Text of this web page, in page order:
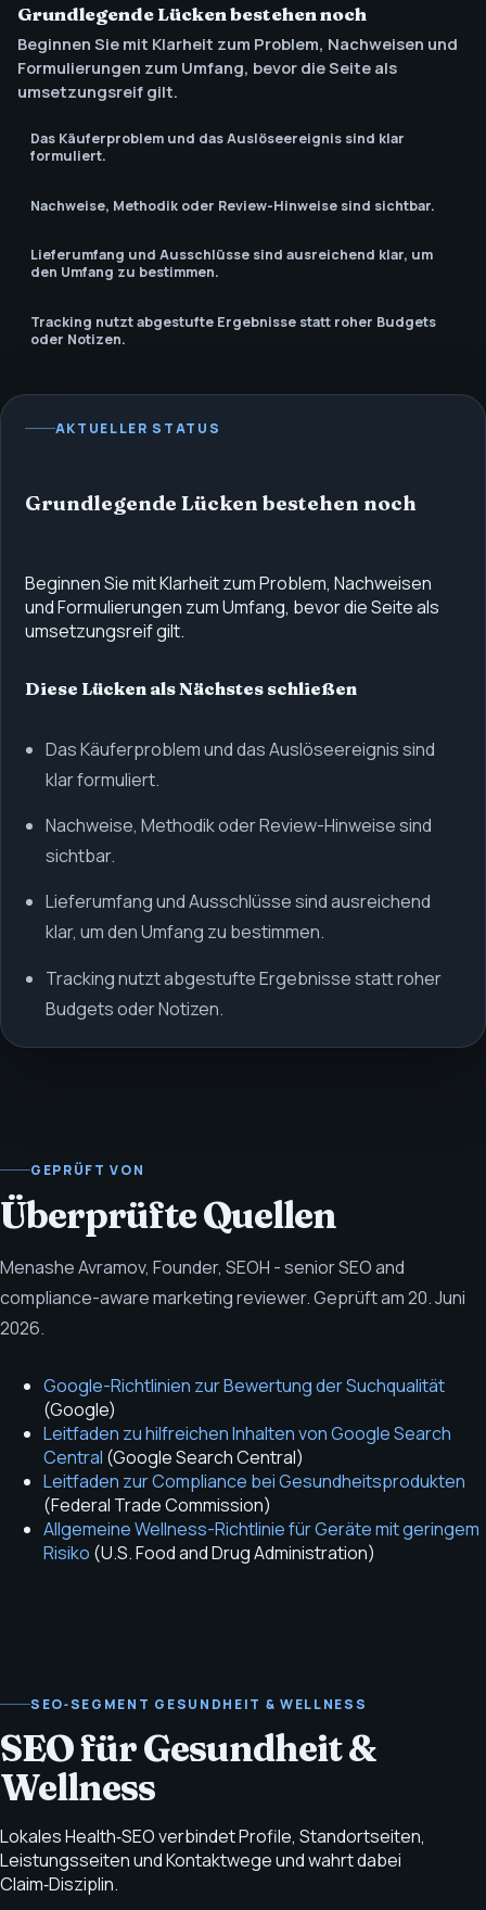
entspricht der nächsten
Käuferentscheidung.
Grundlegende Lücken bestehen noch
Beginnen Sie mit Klarheit zum Problem, Nachweisen und
Formulierungen zum Umfang, bevor die Seite als
umsetzungsreif gilt.
Das Käuferproblem und das Auslöseereignis sind klar
formuliert.
Nachweise, Methodik oder Review-Hinweise sind sichtbar.
Lieferumfang und Ausschlüsse sind ausreichend klar, um
den Umfang zu bestimmen.
Tracking nutzt abgestufte Ergebnisse statt roher Budgets
oder Notizen.
AKTUELLER STATUS
Grundlegende Lücken bestehen noch
Beginnen Sie mit Klarheit zum Problem, Nachweisen
und Formulierungen zum Umfang, bevor die Seite als
umsetzungsreif gilt.
Diese Lücken als Nächstes schließen
Das Käuferproblem und das Auslöseereignis sind
klar formuliert.
Nachweise, Methodik oder Review-Hinweise sind
sichtbar.
Lieferumfang und Ausschlüsse sind ausreichend
klar, um den Umfang zu bestimmen.
Tracking nutzt abgestufte Ergebnisse statt roher
Budgets oder Notizen.
GEPRÜFT VON
Überprüfte Quellen
Menashe Avramov, Founder, SEOH - senior SEO and
compliance-aware marketing reviewer.Geprüft am20. Juni
2026.
Google-Richtlinien zur Bewertung der Suchqualität
(Google)
Leitfaden zu hilfreichen Inhalten von Google Search
Central (Google Search Central)
Leitfaden zur Compliance bei Gesundheitsprodukten
(Federal Trade Commission)
Allgemeine Wellness-Richtlinie für Geräte mit geringem
Risiko (U.S. Food and Drug Administration)
SEO‑SEGMENT GESUNDHEIT & WELLNESS
SEO für Gesundheit &
Wellness
Lokales Health‑SEO verbindet Profile, Standortseiten,
Leistungsseiten und Kontaktwege und wahrt dabei
Claim‑Disziplin.